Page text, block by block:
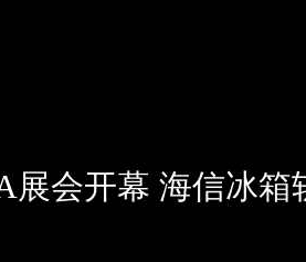
展会开幕 海信冰